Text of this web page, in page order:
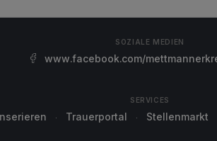
SOZIALE MEDIEN
www.facebook.com/
SERVICES
Trauerportal Stellenmarkt